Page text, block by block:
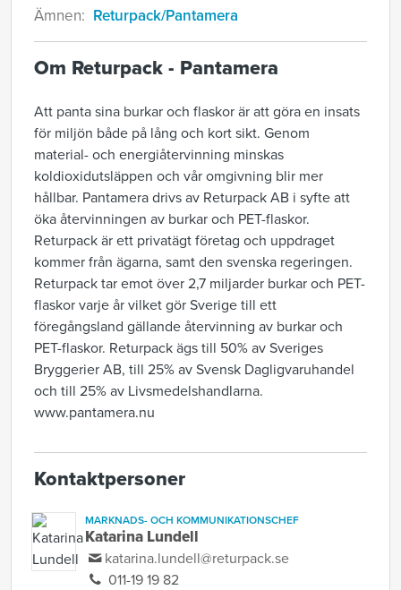
Ämnen: Returpack/Pantamera
Om Returpack - Pantamera
Att panta sina burkar och flaskor är att göra en insats
för miljön både på lång och kort sikt. Genom
material- och energiåtervinning minskas
koldioxidutsläppen och vår omgivning blir mer
hållbar. Pantamera drivs av Returpack AB i syfte att
öka återvinningen av burkar och PET-flaskor.
Returpack är ett privatägt företag och uppdraget
kommer från ägarna, samt den svenska regeringen.
Returpack tar emot över 2,7 miljarder burkar och PET-
flaskor varje år vilket gör Sverige till ett
föregångsland gällande återvinning av burkar och
PET-flaskor. Returpack ägs till 50% av Sveriges
Bryggerier AB, till 25% av Svensk Dagligvaruhandel
och till 25% av Livsmedelshandlarna.
www.pantamera.nu
Kontaktpersoner
MARKNADS- OCH KOMMUNIKATIONSCHEF
Katarina Lundell
katarina.lundell@returpack.se
011-19 19 82